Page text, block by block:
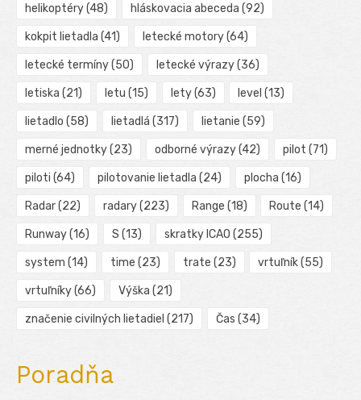
helikoptéry(48) hláskovacia abeceda (92)
kokpit lietadla (41) letecké motory(64)
letecké termíny(50) letecké výrazy(36)
letiska (21) letu (15) lety(63) level (13)
lietadlo (58) lietadlá (317) lietanie (59)
merné jednotky(23) odborné výrazy(42) pilot (71)
piloti (64) pilotovanie lietadla (24) plocha (16)
Radar(22) radary(223) Range (18) Route (14)
Runway(16) S (13) skratky ICAO (255)
system (14) time (23) trate (23) vrtuľník(55)
vrtuľníky(66) Výška (21)
značenie civilných lietadiel (217) Čas (34)
Poradňa